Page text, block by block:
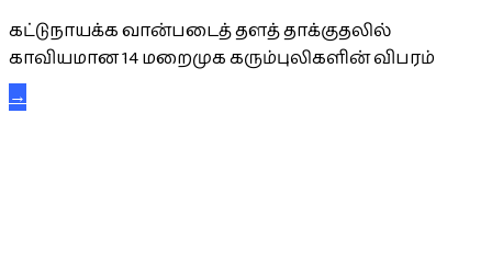
கட்டுநாயக்க வான்படைத் தளத் தாக்குதலில்
காவியமான 14 மறைமுக கரும்புலிகளின் விபரம்
→